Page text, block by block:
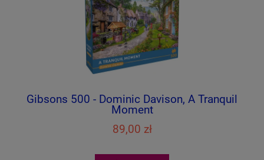
Gibsons 500 - Dominic Davison, A Tranquil
Moment
89,00 zł